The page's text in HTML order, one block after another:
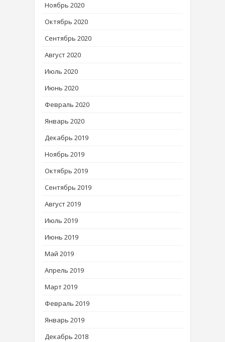
Ноябрь 2020
Октябрь 2020
Сентябрь 2020
Август 2020
Июль 2020
Июнь 2020
Февраль 2020
Январь 2020
Декабрь 2019
Ноябрь 2019
Октябрь 2019
Сентябрь 2019
Август 2019
Июль 2019
Июнь 2019
Май 2019
Апрель 2019
Март 2019
Февраль 2019
Январь 2019
Декабрь 2018